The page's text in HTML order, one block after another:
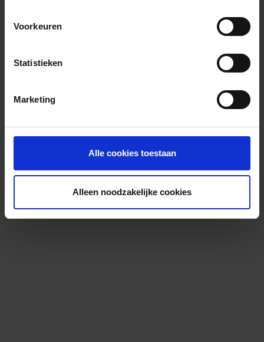
Voorkeuren
Statistieken
Marketing
Alle cookies toestaan
Alleen noodzakelijke cookies